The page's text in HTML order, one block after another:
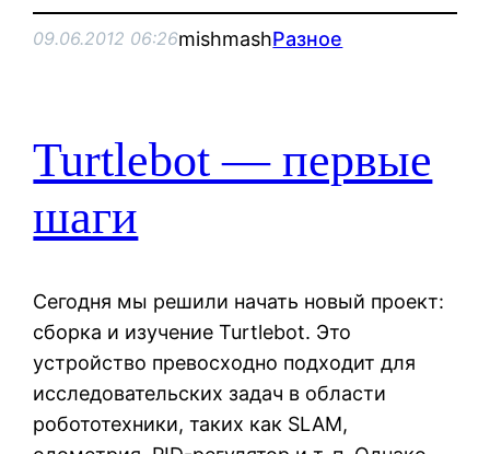
09.06.2012 06:26mishmashРазное
Turtlebot — первые
шаги
Сегодня мы решили начать новый проект:
сборка и изучение Turtlebot. Это
устройство превосходно подходит для
исследовательских задач в области
робототехники, таких как SLAM,